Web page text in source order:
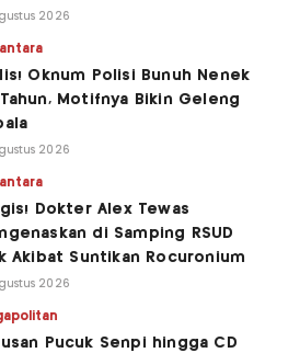
2026
Oknum Polisi Bunuh Nenek
Motifnya Bikin Geleng
2026
Dokter Alex Tewas
di Samping RSUD
Akibat Suntikan Rocuronium
2026
Pucuk Senpi hingga CD